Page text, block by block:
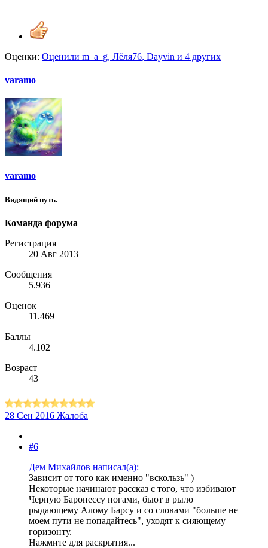
Оценки: Оценили m_a_g, Лёля76, Dayvin и 4 других
varamo
varamo
Видящий путь.
Команда форума
Регистрация
20 Авг 2013
Сообщения
5.936
Оценок
11.469
Баллы
4.102
Возраст
43
28 Сен 2016 Жалоба
#6
Дем Михайлов написал(а):
Зависит от того как именно "вскользь" )
Некоторые начинают рассказ с того, что избивают
Черную Баронессу ногами, бьют в рыло
рыдающему Алому Барсу и со словами "больше не
моем пути не попадайтесь", уходят к сияющему
горизонту.
Нажмите для раскрытия...